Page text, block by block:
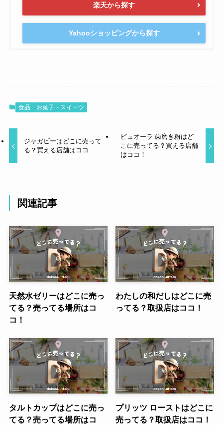
楽天から探す
Yahooショッピングから探す
食品 お菓子・スイーツ
ジャガビーはどこに売って
る？買える店舗はココ
ピュオーラ 歯磨き粉はど
こに売ってる？買える店舗
はココ！
関連記事
天然水ゼリーはどこに売っ
てる？売ってる場所はコ
コ！
わたしの和だしはどこに売
ってる？取扱店はココ！
タルトカップはどこに売っ
てる？売ってる場所はコ
プリッツ ローストはどこに
売ってる？取扱店はココ！